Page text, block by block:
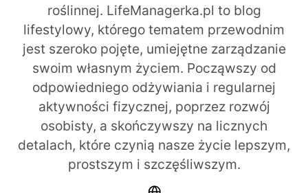
roślinnej. LifeManagerka.pl to blog
lifestylowy, którego tematem przewodnim
jest szeroko pojęte, umiejętne zarządzanie
swoim własnym życiem. Począwszy od
odpowiedniego odżywiania i regularnej
aktywności fizycznej, poprzez rozwój
osobisty, a skończywszy na licznych
detalach, które czynią nasze życie lepszym,
prostszym i szczęśliwszym.